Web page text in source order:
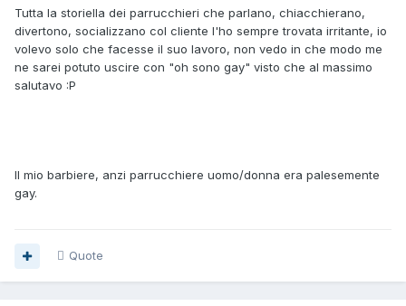
Tutta la storiella dei parrucchieri che parlano, chiacchierano,
divertono, socializzano col cliente l'ho sempre trovata irritante, io
volevo solo che facesse il suo lavoro, non vedo in che modo me
ne sarei potuto uscire con "oh sono gay" visto che al massimo
salutavo :P
Il mio barbiere, anzi parrucchiere uomo/donna era palesemente
gay.
Quote